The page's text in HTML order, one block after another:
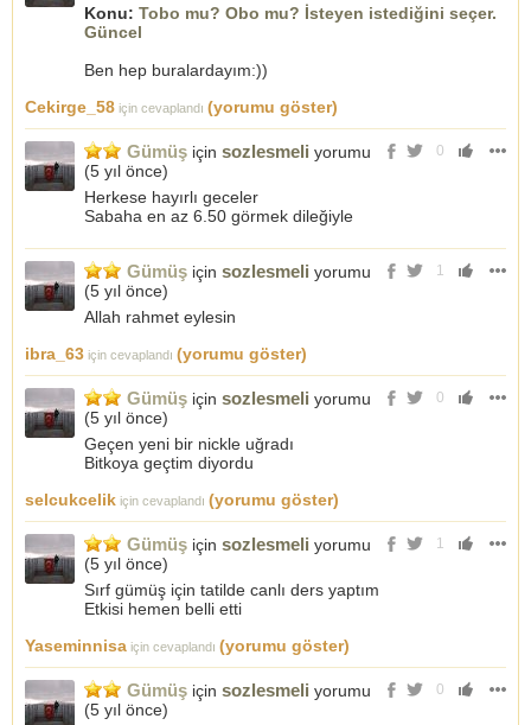
Konu: Tobo mu? Obo mu? İsteyen istediğini seçer.
Güncel
Ben hep buralardayım:))
Cekirge_58 için cevaplandı (yorumu göster)
0
Gümüş için sozlesmeli yorumu
(5 yıl önce)
Herkese hayırlı geceler
Sabaha en az 6.50 görmek dileğiyle
1
Gümüş için sozlesmeli yorumu
(5 yıl önce)
Allah rahmet eylesin
ibra_63 için cevaplandı (yorumu göster)
0
Gümüş için sozlesmeli yorumu
(5 yıl önce)
Geçen yeni bir nickle uğradı
Bitkoya geçtim diyordu
selcukcelik için cevaplandı (yorumu göster)
1
Gümüş için sozlesmeli yorumu
(5 yıl önce)
Sırf gümüş için tatilde canlı ders yaptım
Etkisi hemen belli etti
Yaseminnisa için cevaplandı (yorumu göster)
0
Gümüş için sozlesmeli yorumu
(5 yıl önce)